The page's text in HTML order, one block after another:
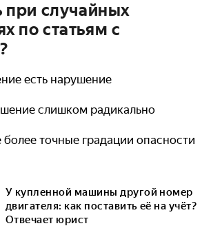
при случайных
по статьям с
есть нарушение
слишком радикально
более точные градации опасности
У купленной машины другой номер
двигателя: как поставить её на учёт?
Отвечает юрист